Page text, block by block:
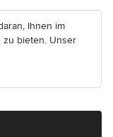
Ihnen im
zu bieten. Unser